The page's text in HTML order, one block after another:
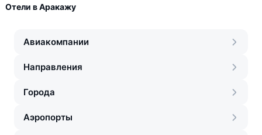
Отели в Аракажу
Авиакомпании
Направления
Города
Аэропорты